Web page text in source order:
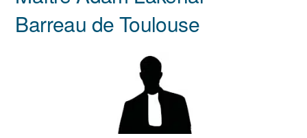
Barreau de Toulouse